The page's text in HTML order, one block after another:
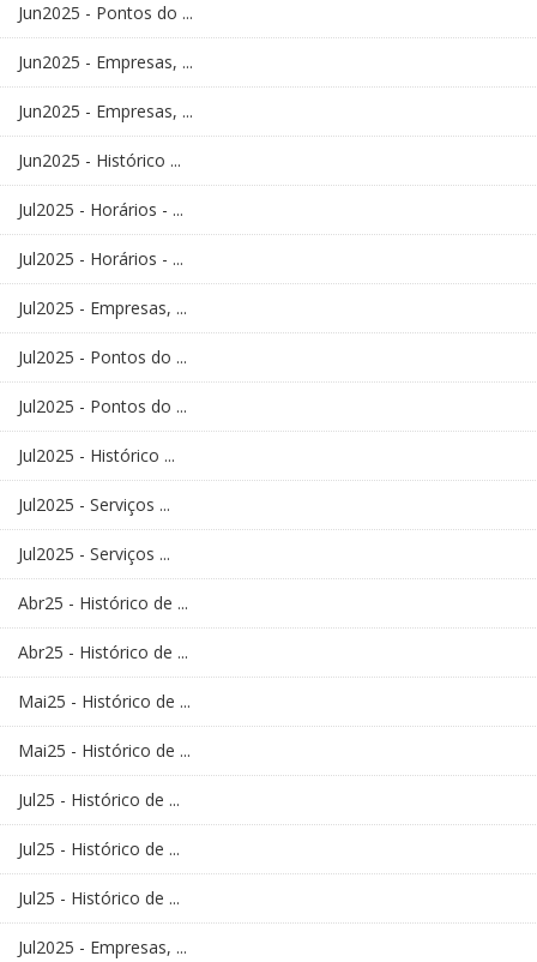
Jun2025 - Pontos do ...
Jun2025 - Empresas, ...
Jun2025 - Empresas, ...
Jun2025 - Histórico ...
Jul2025 - Horários - ...
Jul2025 - Horários - ...
Jul2025 - Empresas, ...
Jul2025 - Pontos do ...
Jul2025 - Pontos do ...
Jul2025 - Histórico ...
Jul2025 - Serviços ...
Jul2025 - Serviços ...
Abr25 - Histórico de ...
Abr25 - Histórico de ...
Mai25 - Histórico de ...
Mai25 - Histórico de ...
Jul25 - Histórico de ...
Jul25 - Histórico de ...
Jul25 - Histórico de ...
Jul2025 - Empresas, ...